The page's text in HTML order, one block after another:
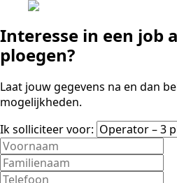
Interesse in een job
ploegen?
Laat jouw gegevens na en dan
mogelijkheden.
Ik solliciteer voor: